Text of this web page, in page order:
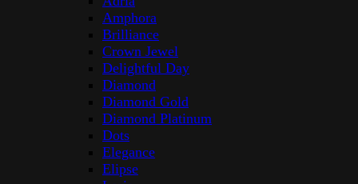
Amphora
Brilliance
Crown Jewel
Delightful Day
Diamond
Diamond Gold
Diamond Platinum
Dots
Elegance
Elipse